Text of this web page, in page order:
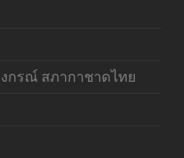
กรณ์ สภากาชาดไทย